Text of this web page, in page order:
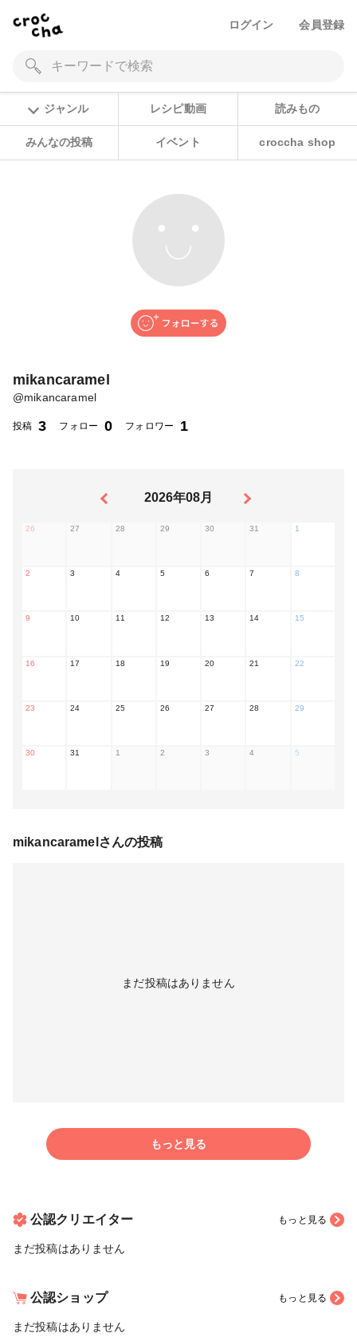
ログイン 会員登録
ジャンル レシピ動画 読みもの
みんなの投稿 イベント croccha shop
mikancaramel
@mikancaramel
投稿 3 フォロー 0 フォロワー 1
2026年08月
26 27 28 29 30 31 1
2 3 4 5 6 7 8
9 10 11 12 13 14 15
16 17 18 19 20 21 22
23 24 25 26 27 28 29
30 31 1 2 3 4 5
mikancaramel さんの投稿
まだ投稿はありません
もっと見る
公認クリエイター もっと見る
まだ投稿はありません
公認ショップ もっと見る
まだ投稿はありません